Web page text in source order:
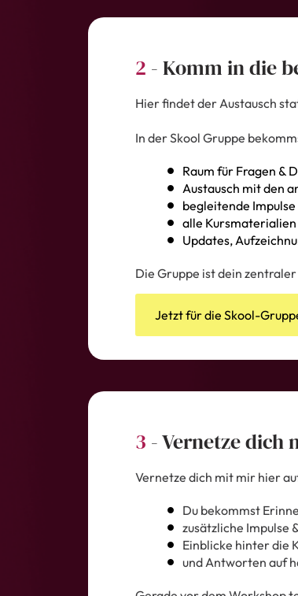
2 - Komm in die
Hier findet der Austausch
In der Skool Gruppe
Raum für Fragen &
Austausch mit den
begleitende Impulse
alle
Updates,
Die Gruppe ist dein
Jetzt für die Skool-
3 - Vernetze dich
Vernetze dich mit mir hier
Du bekommst
zusätzliche Impulse
Einblicke hinter die
und Antworten auf